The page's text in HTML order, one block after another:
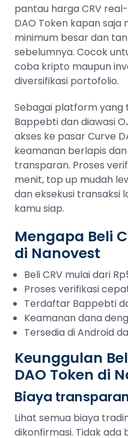
pantau harga CRV
DAO Token kapan saja
minimum besar dan
sebelumnya. Cocok
coba kripto maupun
diversifikasi portofolio.
Sebagai platform
Bappebti dan diawasi
akses ke pasar Curve
keamanan berlapis
transparan. Proses
menit, top up mudah
dan eksekusi transaksi
kamu siap.
Mengapa Beli
di Nanovest
Beli CRV mulai dari
Proses verifikasi
Terdaftar Bappebti
Keamanan dana
Tersedia di Android
Keunggulan
DAO Token di
Biaya
Lihat semua biaya
dikonfirmasi. Tidak